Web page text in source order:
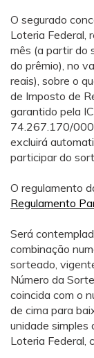
O segurado
Loteria Federal,
mês (a partir do
do prêmio), no
reais), sobre o
de Imposto de
garantido pela
74.267.170/
excluirá
participar do
O regulamento
Regulamento
Será
combinação
sorteado,
Número da
coincida com o
de cima para
unidade simples
Loteria Federal,